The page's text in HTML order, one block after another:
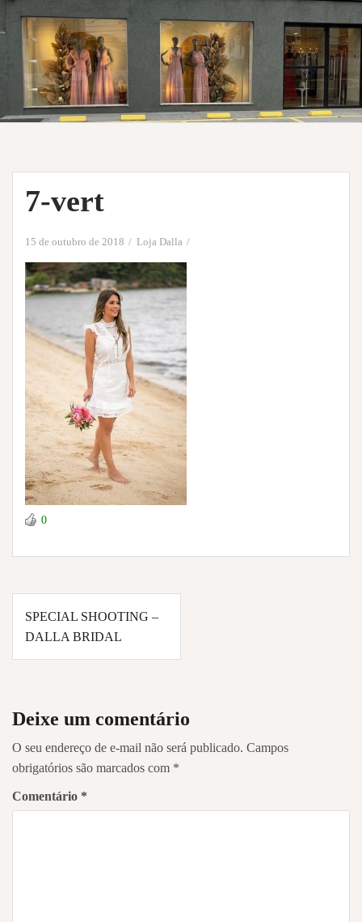
7-vert
15 de outubro de 2018 Loja Dalla
0
Navegação
de
Post
SPECIAL SHOOTING –
DALLA BRIDAL
Deixe um comentário
O seu endereço de e-mail não será publicado. Campos
obrigatórios são marcados com *
Comentário *